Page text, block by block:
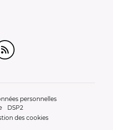
RSS
personnelles
DSP2
des cookies